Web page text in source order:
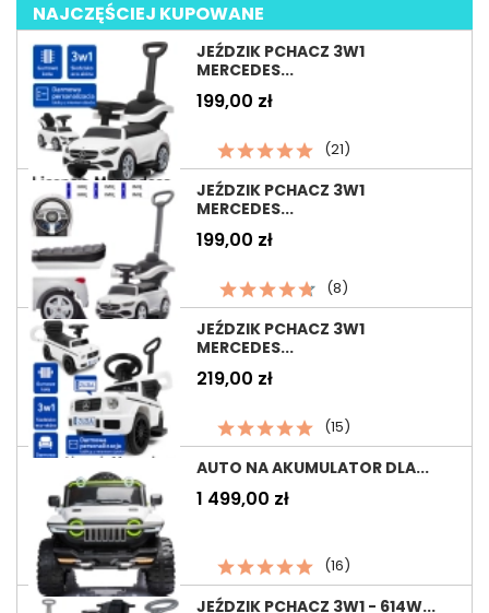
NAJCZĘŚCIEJ KUPOWANE
JEŹDZIK PCHACZ 3W1
MERCEDES...
(21)
Cena
199,00 zł
JEŹDZIK PCHACZ 3W1
MERCEDES...
(8)
Cena
199,00 zł
JEŹDZIK PCHACZ 3W1
MERCEDES...
(15)
Cena
219,00 zł
AUTO NA AKUMULATOR DLA...
(16)
Cena
1 499,00 zł
JEŹDZIK PCHACZ 3W1 - 614W...